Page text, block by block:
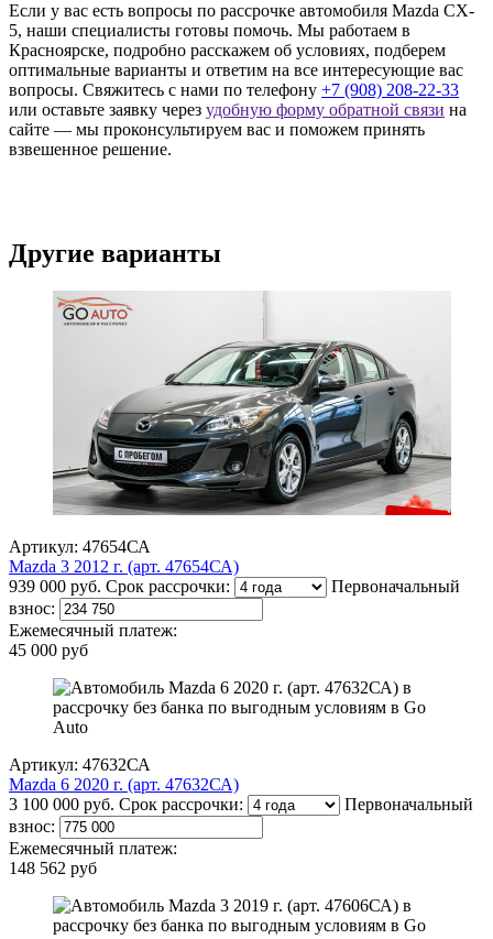
Если у вас есть вопросы по рассрочке автомобиля Mazda CX-
5, наши специалисты готовы помочь. Мы работаем в
Красноярске, подробно расскажем об условиях, подберем
оптимальные варианты и ответим на все интересующие вас
вопросы. Свяжитесь с нами по телефону +7 (908) 208-22-33
или оставьте заявку через удобную форму обратной связи на
сайте — мы проконсультируем вас и поможем принять
взвешенное решение.
Другие варианты
Артикул: 47654СА
Mazda 3 2012 г. (арт. 47654СА)
939 000 руб. Срок рассрочки:
Первоначальный
взнос:
Ежемесячный платеж:
45 000 руб
Артикул: 47632СА
Mazda 6 2020 г. (арт. 47632СА)
3 100 000 руб. Срок рассрочки:
Первоначальный
взнос:
Ежемесячный платеж:
148 562 руб